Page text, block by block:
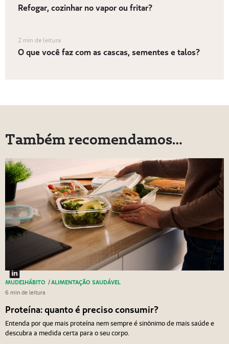
Refogar, cozinhar no vapor ou fritar?
2 min de leitura
O que você faz com as cascas, sementes e talos?
Também recomendamos…
MUDE1HÁBITO /ALIMENTAÇÃO SAUDÁVEL
6 min de leitura
Proteína: quanto é preciso consumir?
Entenda por que mais proteína nem sempre é sinônimo de mais saúde e
descubra a medida certa para o seu corpo.